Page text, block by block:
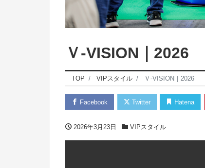
Ｖ-VISION｜2026
TOP VIPスタイル Ｖ-VISION｜2026
Facebook Twitter Hatena
2026年3月23日 VIPスタイル